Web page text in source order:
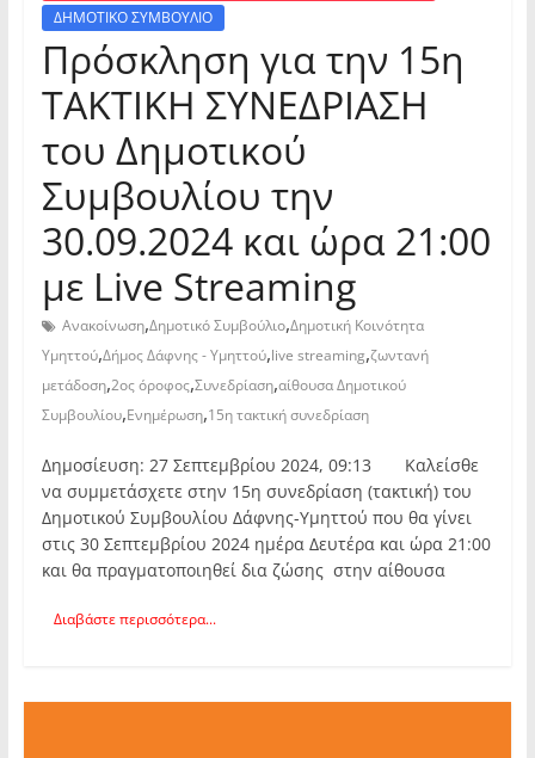
ΔΗΜΟΤΙΚΟ ΣΥΜΒΟΥΛΙΟ
Πρόσκληση για την 15η
ΤΑΚΤΙΚΗ ΣΥΝΕΔΡΙΑΣΗ
του Δημοτικού
Συμβουλίου την
30.09.2024 και ώρα 21:00
με Live Streaming
Ανακοίνωση,Δημοτικό Συμβούλιο,Δημοτική Κοινότητα
Υμηττού,Δήμος Δάφνης - Υμηττού,live streaming,ζωντανή
μετάδοση,2ος όροφος,Συνεδρίαση,αίθουσα Δημοτικού
Συμβουλίου,Ενημέρωση,15η τακτική συνεδρίαση
Δημοσίευση: 27 Σεπτεμβρίου 2024, 09:13 Καλείσθε
να συμμετάσχετε στην 15η συνεδρίαση (τακτική) του
Δημοτικού Συμβουλίου Δάφνης-Υμηττού που θα γίνει
στις 30 Σεπτεμβρίου 2024 ημέρα Δευτέρα και ώρα 21:00
και θα πραγματοποιηθεί δια ζώσης στην αίθουσα
Διαβάστε περισσότερα...